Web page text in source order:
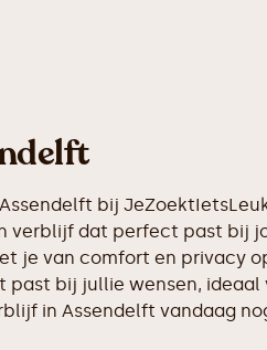
bij
verblijf dat perfect past bij
je van comfort en privacy
bij jullie wensen,
in Assendelft vandaag